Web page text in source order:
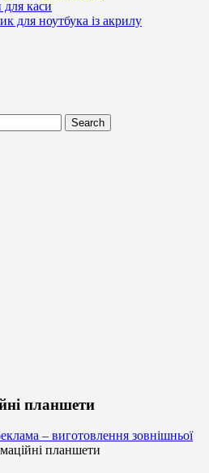
для каси
для ноутбука із акрилу
Search
планшети
– виготовлення зовнішньої
планшети